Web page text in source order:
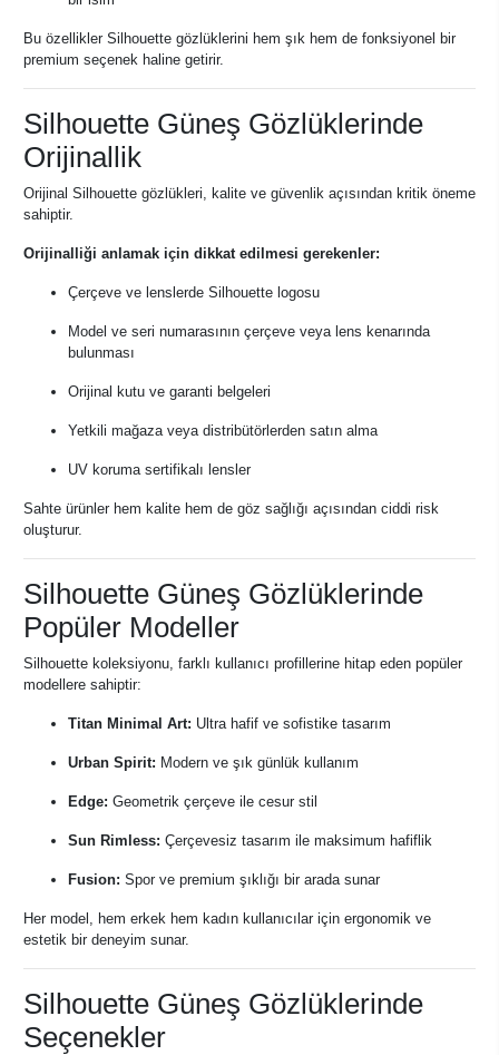
Bu özellikler Silhouette gözlüklerini hem şık hem de fonksiyonel bir
premium seçenek haline getirir.
Silhouette Güneş Gözlüklerinde
Orijinallik
Orijinal Silhouette gözlükleri, kalite ve güvenlik açısından kritik öneme
sahiptir.
Orijinalliği anlamak için dikkat edilmesi gerekenler:
Çerçeve ve lenslerde Silhouette logosu
Model ve seri numarasının çerçeve veya lens kenarında
bulunması
Orijinal kutu ve garanti belgeleri
Yetkili mağaza veya distribütörlerden satın alma
UV koruma sertifikalı lensler
Sahte ürünler hem kalite hem de göz sağlığı açısından ciddi risk
oluşturur.
Silhouette Güneş Gözlüklerinde
Popüler Modeller
Silhouette koleksiyonu, farklı kullanıcı profillerine hitap eden popüler
modellere sahiptir:
Titan Minimal Art: Ultra hafif ve sofistike tasarım
Urban Spirit: Modern ve şık günlük kullanım
Edge: Geometrik çerçeve ile cesur stil
Sun Rimless: Çerçevesiz tasarım ile maksimum hafiflik
Fusion: Spor ve premium şıklığı bir arada sunar
Her model, hem erkek hem kadın kullanıcılar için ergonomik ve
estetik bir deneyim sunar.
Silhouette Güneş Gözlüklerinde
Seçenekler